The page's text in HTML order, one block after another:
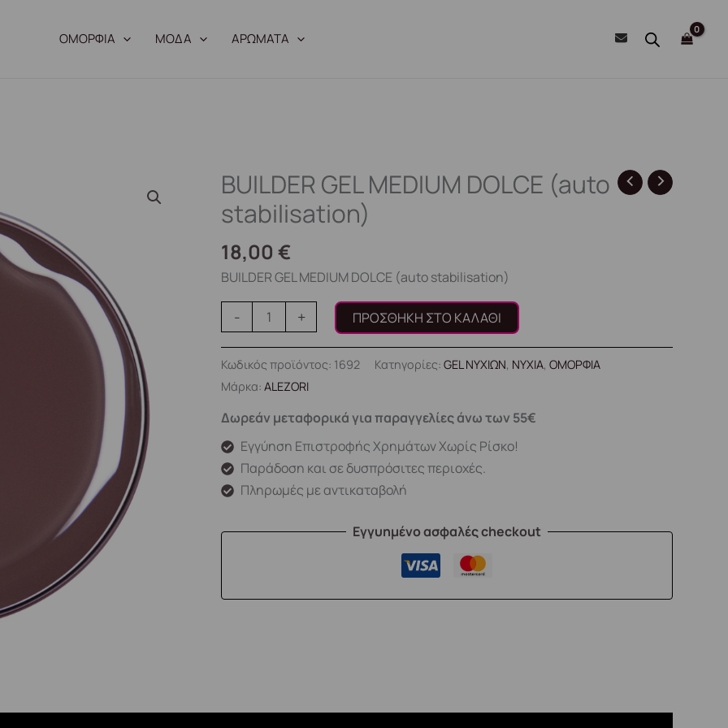
ΟΜΟΡΦΙΑ ΜΟΔΑ ΑΡΩΜΑΤΑ
BUILDER GEL MEDIUM DOLCE (auto
stabilisation)
18,00€
BUILDER GEL MEDIUM DOLCE (auto stabilisation)
-
BUILDER
GEL
MEDIUM
DOLCE
(auto
ποσότητα
+ ΠΡΟΣΘΉΚΗ ΣΤΟ ΚΑΛΆΘΙ
Κωδικός προϊόντος: 1692 Κατηγορίες:GEL ΝΥΧΙΩΝ, ΝΥΧΙΑ,ΟΜΟΡΦΙΑ
Μάρκα:ALEZORI
Δωρεάν μεταφορικά για παραγγελίες άνω των 55€
Εγγύηση Επιστροφής Χρημάτων Χωρίς Ρίσκο!
Παράδοση και σε δυσπρόσιτες περιοχές.
Πληρωμές με αντικαταβολή
Εγγυημένο ασφαλές checkout